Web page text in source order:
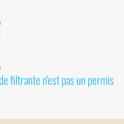
filtrante n'est pas un permis